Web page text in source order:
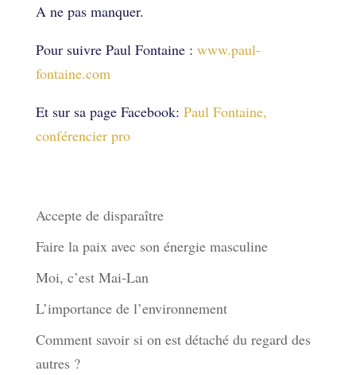
A ne pas manquer.
Pour suivre Paul Fontaine : www.paul-
fontaine.com
Et sur sa page Facebook: Paul Fontaine,
conférencier pro
Accepte de disparaître
Faire la paix avec son énergie masculine
Moi, c’est Mai-Lan
L’importance de l’environnement
Comment savoir si on est détaché du regard des
autres ?